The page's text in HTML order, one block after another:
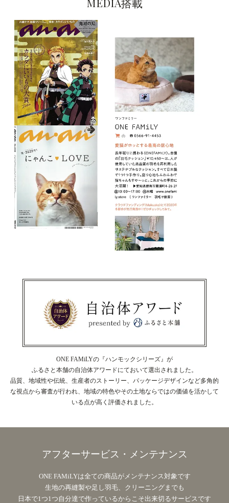
ONE FAMiLYの『ハンモックシリーズ』が
ふるさと本舗の自治体アワードにておいて選出されました。
品質、地域性や伝統、生産者のストーリー、パッケージデザインなど多角的
な視点から審査が行われ、地域の特色やその土地ならではの価値を活かして
いる点が高く評価されました。
アフターサービス・メンテナンス
ONE FAMiLYは全ての商品がメンテナンス対象です
生地の再縫製や足し羽毛、クリーニングまでも
日本で1つ1つ自分達で作っているからこそ出来切るサービスです